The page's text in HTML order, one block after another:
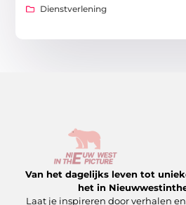
Dienstverlening
Van het dagelijks leven tot
het in
Laat je inspireren door verhalen